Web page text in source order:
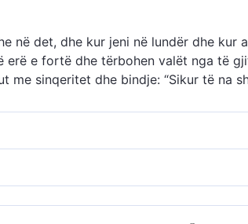
në det, dhe kur jeni në lundër dhe kur
erë e fortë dhe tërbohen valët nga të
me sinqeritet dhe bindje: “Sikur të na
nëpër tokë dhe det. E, kur gjenden
arrin një stuhi dhe i sulmojnë valët